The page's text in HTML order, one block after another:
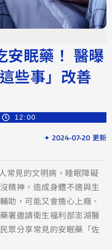
安眠藥！ 醫曝
些事」改善
12:00
✦ 2024-07-20 更新
常見的文明病，睡眠障礙
精神，造成身體不適與生
助，可能又會擔心上癮、
署邀請衛生福利部澎湖醫
眾分享常見的安眠藥「佐